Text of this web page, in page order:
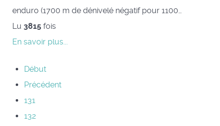
enduro (1700 m de dénivelé négatif pour 1100…
Lu 3815 fois
En savoir plus...
Début
Précédent
131
132